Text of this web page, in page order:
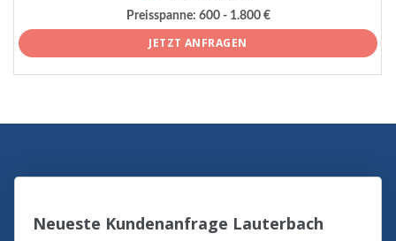
Preisspanne: 600 - 1.800 €
JETZT ANFRAGEN
Neueste Kundenanfrage Lauterbach